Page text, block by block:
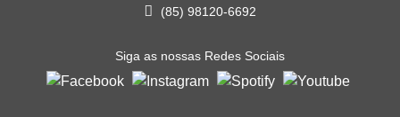
(85) 98120-6692
Siga as nossas Redes Sociais